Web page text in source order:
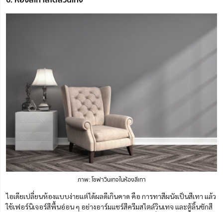
ภาพ: โซฟาวินเทจในห้องสีเทา
ไอเดียเปลี่ยนห้องแบบง่ายแต่ได้ผลดีเกินคาด คือ การทาสีผนังเป็นสีเทา แล้ว
ใช้เฟอร์นิเจอร์สีพื้นอ่อน ๆ อย่างอาร์มแชร์สีครีมสไตล์วินเทจ และตู้ลิ้นชักสี